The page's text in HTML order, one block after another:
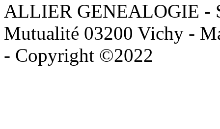
ALLIER GENEALOGIE -
Mutualité 03200 Vichy -
- Copyright ©2022